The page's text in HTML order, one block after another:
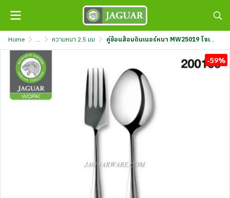
Home ... ความหนา 2.5 มม คู่ช้อนส้อมดินเนอร์หนา MW25019 โซเฟีย จากัวร์ เวิร์ค @6 K707/19-2.5-JG
-59%